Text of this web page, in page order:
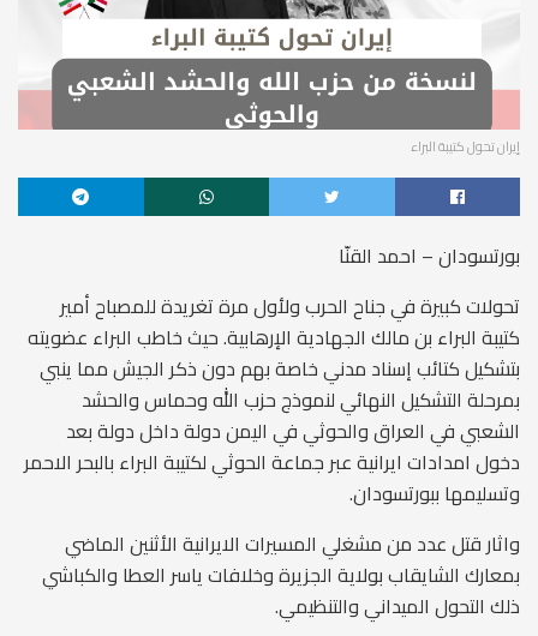
إيران تحول كتيبة البراء
بورتسودان – احمد القنّا
تحولات كبيرة في جناح الحرب ولأول مرة تغريدة للمصباح أمير
كتيبة البراء بن مالك الجهادية الإرهابية. حيث خاطب البراء عضويته
بتشكيل كتائب إسناد مدني خاصة بهم دون ذكر الجيش مما ينبي
بمرحلة التشكيل النهائي لنموذج حزب الله وحماس والحشد
الشعبي في العراق والحوثي في اليمن دولة داخل دولة بعد
دخول امدادات ايرانية عبر جماعة الحوثي لكتيبة البراء بالبحر الاحمر
وتسليمها ببورتسودان.
واثار قتل عدد من مشغلي المسيرات الايرانية الأثنين الماضي
بمعارك الشايقاب بولاية الجزيرة وخلافات ياسر العطا والكباشي
ذلك التحول الميداني والتنظيمي.